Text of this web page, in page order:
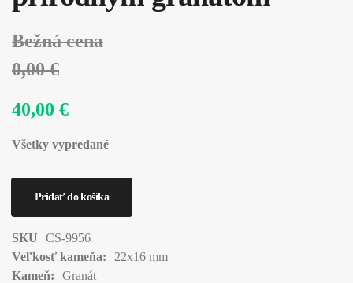
Bežná cena
0,00 €
40,00 €
Všetky vypredané
SKU
CS-9956
Veľkosť kameňa:
22x16 mm
Kameň:
Granát